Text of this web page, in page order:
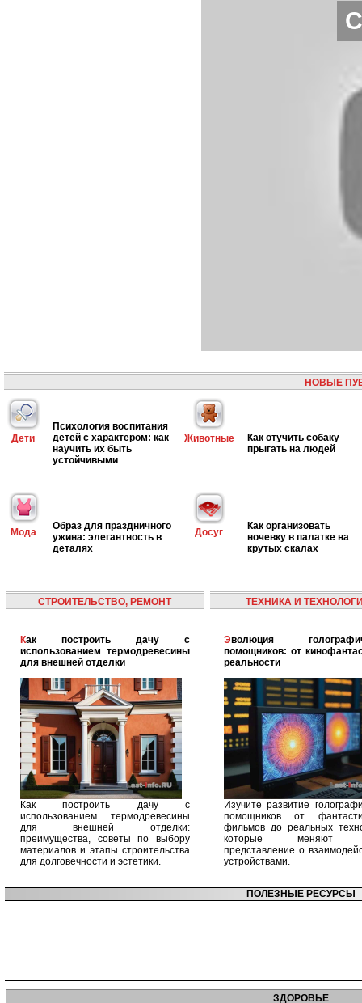
НОВЫЕ
Дети
Психология воспитания
детей с характером: как
научить их быть
устойчивыми
Животные
Как отучить собаку
прыгать на людей
Мода
Образ для праздничного
ужина: элегантность в
деталях
Досуг
Как организовать
ночевку в палатке на
крутых скалах
СТРОИТЕЛЬСТВО, РЕМОНТ
Как построить дачу с
использованием термодревесины
для внешней отделки
Как построить дачу с
использованием термодревесины
для внешней отделки:
преимущества, советы по выбору
материалов и этапы строительства
для долговечности и эстетики.
ТЕХНИКА И
Эволюция голографических
помощников: от
реальности
Изучите развитие
помощников от
фильмов до реальных
которые меняют
представление о
устройствами.
ПОЛЕЗНЫЕ РЕСУРСЫ
ЗДОРОВЬЕ